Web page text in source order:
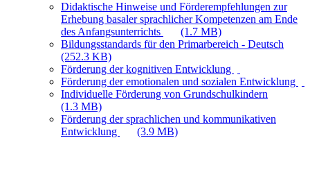
Didaktische Hinweise und Förderempfehlungen zur
Erhebung basaler sprachlicher Kompetenzen am Ende
des Anfangsunterrichts
(1.7 MB)
Bildungsstandards für den Primarbereich - Deutsch
(252.3 KB)
Förderung der kognitiven Entwicklung
Förderung der emotionalen und sozialen Entwicklung
Individuelle Förderung von Grundschulkindern
(1.3 MB)
Förderung der sprachlichen und kommunikativen
Entwicklung
(3.9 MB)